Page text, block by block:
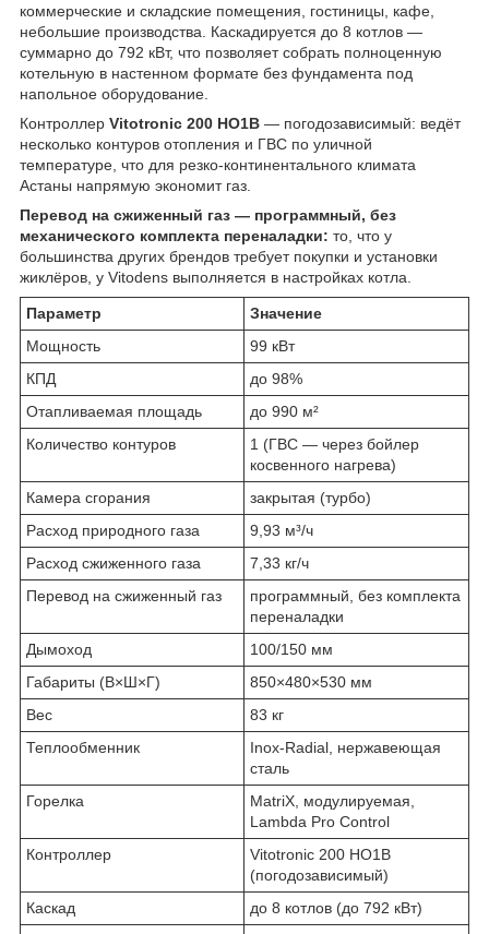
коммерческие и складские помещения, гостиницы, кафе,
небольшие производства. Каскадируется до 8 котлов —
суммарно до 792 кВт, что позволяет собрать полноценную
котельную в настенном формате без фундамента под
напольное оборудование.
Контроллер Vitotronic 200 HO1B — погодозависимый: ведёт
несколько контуров отопления и ГВС по уличной
температуре, что для резко-континентального климата
Астаны напрямую экономит газ.
Перевод на сжиженный газ — программный, без
механического комплекта переналадки: то, что у
большинства других брендов требует покупки и установки
жиклёров, у Vitodens выполняется в настройках котла.
Параметр
Значение
Мощность
99 кВт
КПД
до 98%
Отапливаемая площадь
до 990 м²
Количество контуров
1 (ГВС — через бойлер
косвенного нагрева)
Камера сгорания
закрытая (турбо)
Расход природного газа
9,93 м³/ч
Расход сжиженного газа
7,33 кг/ч
Перевод на сжиженный газ
программный, без комплекта
переналадки
Дымоход
100/150 мм
Габариты (В×Ш×Г)
850×480×530 мм
Вес
83 кг
Теплообменник
Inox-Radial, нержавеющая
сталь
Горелка
MatriX, модулируемая,
Lambda Pro Control
Контроллер
Vitotronic 200 HO1B
(погодозависимый)
Каскад
до 8 котлов (до 792 кВт)